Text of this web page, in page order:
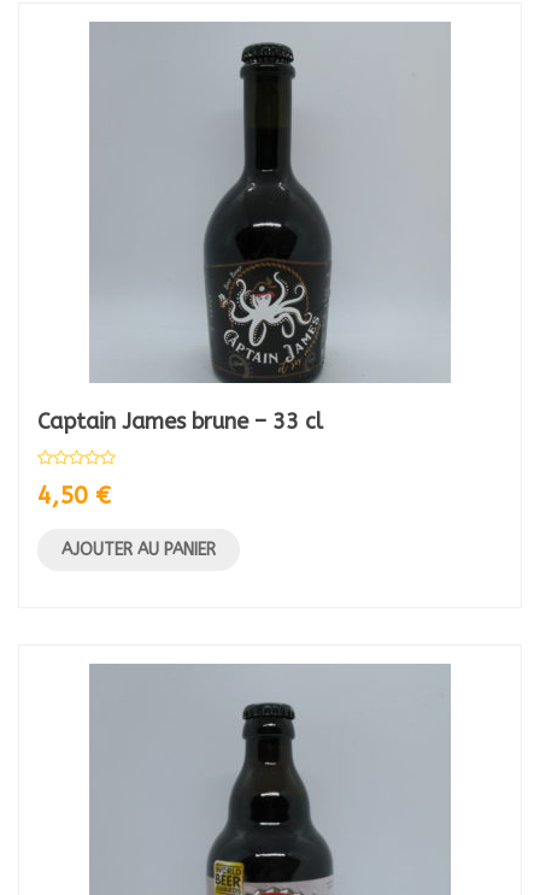
Captain James brune – 33 cl
4,50 €
AJOUTER AU PANIER